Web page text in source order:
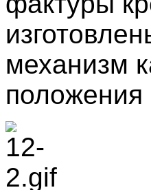
механизм
положения